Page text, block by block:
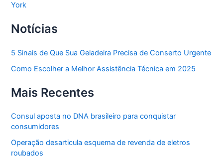
York
Notícias
5 Sinais de Que Sua Geladeira Precisa de Conserto Urgente
Como Escolher a Melhor Assistência Técnica em 2025
Mais Recentes
Consul aposta no DNA brasileiro para conquistar
consumidores
Operação desarticula esquema de revenda de eletros
roubados